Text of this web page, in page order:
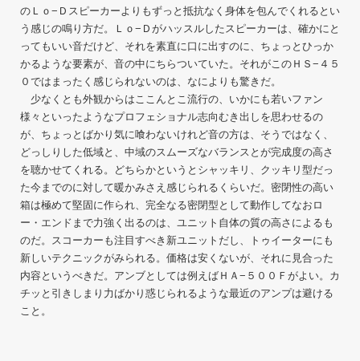
のＬｏ−Ｄスピーカーよりもずっと抵抗なく身体を包んでくれるとい
う感じの鳴り方だ。Ｌｏ−Ｄがハッスルしたスピーカーは、確かにと
ってもいい音だけど、それを素直に口に出すのに、ちょっとひっか
かるような要素が、音の中にちらついていた。それがこのＨＳ−４５
０ではまったく感じられないのは、なによりも驚きだ。
少なくとも外観からはここんとこ流行の、いかにも若いファン
様々といったようなプロフェショナル志向むき出しを思わせるの
が、ちょっとばかり気に喰わないけれど音の方は、そうではなく、
どっしりした低域と、中域のスムーズなバランスとが完成度の高さ
を聴かせてくれる。どちらかというとシャッキリ、クッキリ型だっ
た今までのに対して暖かみさえ感じられるくらいだ。密閉性の高い
箱は極めて堅固に作られ、完全なる密閉型として動作してなおロ
ー・エンドまで力強く出るのは、ユニット自体の質の高さによるも
のだ。スコーカーも注目すべき新ユニットだし、トゥイーターにも
新しいテクニックがみられる。価格は安くないが、それに見合った
内容というべきだ。アンブとしては例えばＨＡ−５００Ｆがよい。カ
チッと引きしまり力ばかり惑じられるような最近のアンプは避ける
こと。